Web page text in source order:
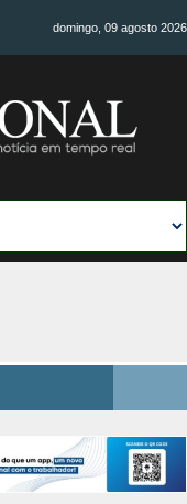
domingo, 09 agosto 2026